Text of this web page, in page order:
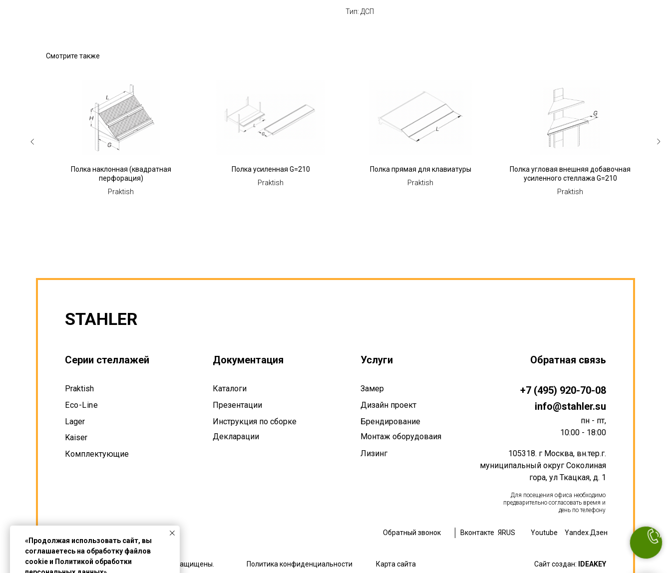
Тип: ДСП
Смотрите также
Полка наклонная (квадратная
перфорация)
Praktish
Полка усиленная G=210
Praktish
Полка прямая для клавиатуры
Praktish
Полка угловая внешняя добавочная
усиленного стеллажа G=210
Praktish
Серии стеллажей
STAHLER
Обратная связь
info@stahler.su
пн - пт,
10:00 - 18:00
Каталоги
Инструкция по сборке
Praktish
Eco-Line
Lager
Kaiser
Комплектующие
Услуги
Декларации
Обратный звонок
105318. г Москва, вн.тер.г.
муниципальный округ Соколиная
гора, ул Ткацкая, д. 1
© 2012-2026 STAHLER. Все права защищены. Политика конфиденциальности Карта сайта Сайт создан: IDEAKEY
Замер
Для посещения офиса необходимо
предварительно согласовать время и
день по телефону
Монтаж оборудоваия
Презентации
+7 (495) 920-70-08
Youtube Yandex.Дзен
Вконтакте ЯRUS
Документация
Дизайн проект
Лизинг
Брендирование
«Продолжая использовать сайт, вы
соглашаетесь на обработку файлов
cookie и Политикой обработки